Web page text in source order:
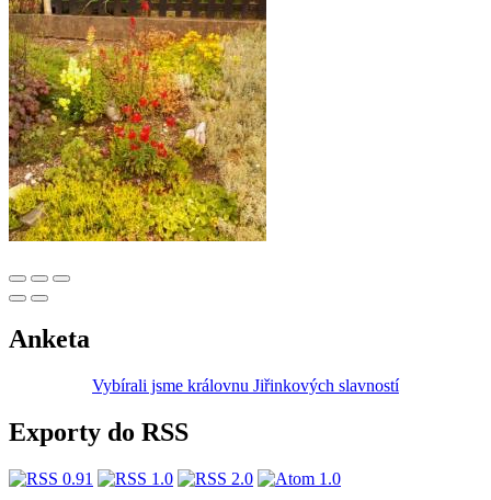
Anketa
Vybírali jsme královnu Jiřinkových slavností
Exporty do RSS